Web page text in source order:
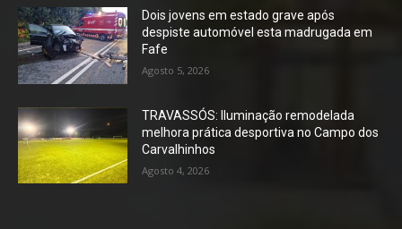
Dois jovens em estado grave após
despiste automóvel esta madrugada em
Fafe
Agosto 5, 2026
TRAVASSÓS: Iluminação remodelada
melhora prática desportiva no Campo dos
Carvalhinhos
Agosto 4, 2026